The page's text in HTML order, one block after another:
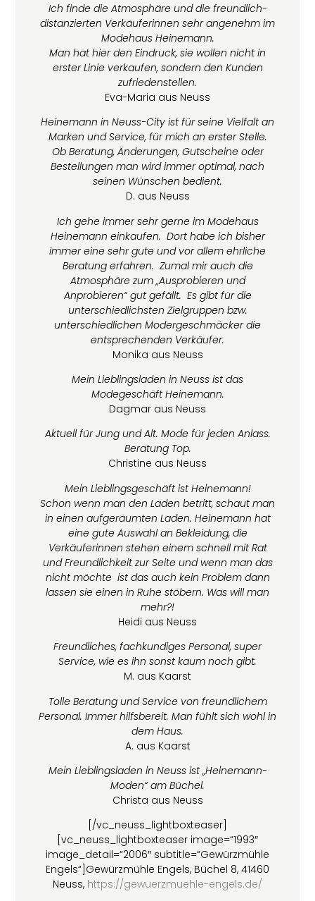
Ich finde die Atmosphäre und die freundlich-
distanzierten Verkäuferinnen sehr angenehm im
Modehaus Heinemann.
Man hat hier den Eindruck, sie wollen nicht in
erster Linie verkaufen, sondern den Kunden
zufriedenstellen.
Eva-Maria aus Neuss
Heinemann in Neuss-City ist für seine Vielfalt an
Marken und Service, für mich an erster Stelle.
Ob Beratung, Änderungen, Gutscheine oder
Bestellungen man wird immer optimal, nach
seinen Wünschen bedient.
D. aus Neuss
Ich gehe immer sehr gerne im Modehaus
Heinemann einkaufen. Dort habe ich bisher
immer eine sehr gute und vor allem ehrliche
Beratung erfahren. Zumal mir auch die
Atmosphäre zum „Ausprobieren und
Anprobieren“ gut gefällt. Es gibt für die
unterschiedlichsten Zielgruppen bzw.
unterschiedlichen Modergeschmäcker die
entsprechenden Verkäufer.
Monika aus Neuss
Mein Lieblingsladen in Neuss ist das
Modegeschäft Heinemann.
Dagmar aus Neuss
Aktuell für Jung und Alt. Mode für jeden Anlass.
Beratung Top.
Christine aus Neuss
Mein Lieblingsgeschäft ist Heinemann!
Schon wenn man den Laden betritt, schaut man
in einen aufgeräumten Laden. Heinemann hat
eine gute Auswahl an Bekleidung, die
Verkäuferinnen stehen einem schnell mit Rat
und Freundlichkeit zur Seite und wenn man das
nicht möchte ist das auch kein Problem dann
lassen sie einen in Ruhe stöbern. Was will man
mehr?!
Heidi aus Neuss
Freundliches, fachkundiges Personal, super
Service, wie es ihn sonst kaum noch gibt.
M. aus Kaarst
Tolle Beratung und Service von freundlichem
Personal. Immer hilfsbereit. Man fühlt sich wohl in
dem Haus.
A. aus Kaarst
Mein Lieblingsladen in Neuss ist „Heinemann-
Moden“ am Büchel.
Christa aus Neuss
[/vc_neuss_lightboxteaser]
[vc_neuss_lightboxteaser image=“1993″
image_detail=“2006″ subtitle=“Gewürzmühle
Engels“]Gewürzmühle Engels, Büchel 8, 41460
Neuss, https://gewuerzmuehle-engels.de/